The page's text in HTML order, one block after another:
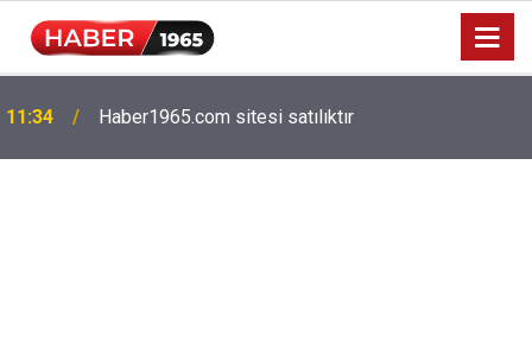
15:52
hesaplarda